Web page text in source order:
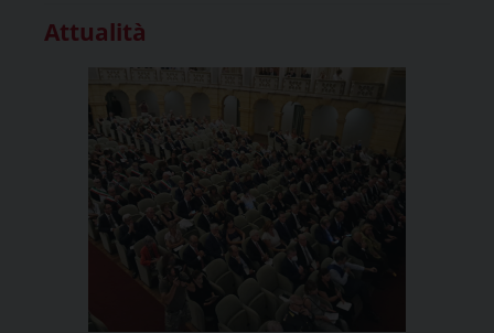
Attualità